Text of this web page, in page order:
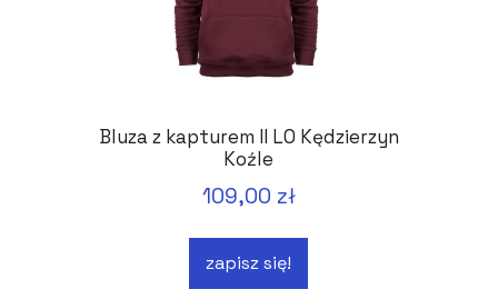
Bluza z kapturem II LO Kędzierzyn
Koźle
109,00 zł
zapisz się!